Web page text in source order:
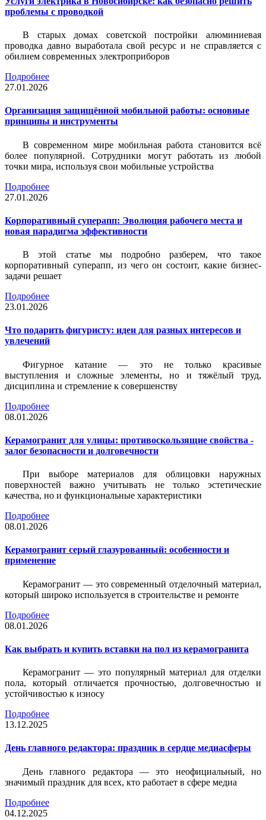
проблемы с проводкой
В старых домах советской постройки алюминиевая
проводка давно выработала свой ресурс и не справляется с
обилием современных электроприборов
Подробнее
27.01.2026
Организация защищённой мобильной работы: основные
принципы и инструменты
В современном мире мобильная работа становится всё
более популярной. Сотрудники могут работать из любой
точки мира, используя свои мобильные устройства
Подробнее
27.01.2026
Корпоративный суперапп: Эволюция рабочего места и
новая парадигма эффективности
В этой статье мы подробно разберем, что такое
корпоративный суперапп, из чего он состоит, какие бизнес-
задачи решает
Подробнее
23.01.2026
Что подарить фигуристу: идеи для разных интересов и
увлечений
Фигурное катание — это не только красивые
выступления и сложные элементы, но и тяжёлый труд,
дисциплина и стремление к совершенству
Подробнее
08.01.2026
Керамогранит для улицы: противоскользящие свойства -
залог безопасности и долговечности
При выборе материалов для облицовки наружных
поверхностей важно учитывать не только эстетические
качества, но и функциональные характеристики
Подробнее
08.01.2026
Керамогранит серый глазурованный: особенности и
применение
Керамогранит — это современный отделочный материал,
который широко используется в строительстве и ремонте
Подробнее
08.01.2026
Как выбрать и купить вставки на пол из керамогранита
Керамогранит — это популярный материал для отделки
пола, который отличается прочностью, долговечностью и
устойчивостью к износу
Подробнее
13.12.2025
День главного редактора: праздник в сердце медиасферы
День главного редактора — это неофициальный, но
значимый праздник для всех, кто работает в сфере медиа
Подробнее
04.12.2025